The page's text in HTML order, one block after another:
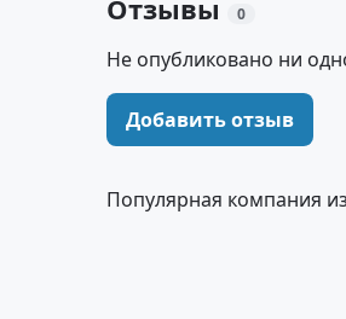
Отзывы 0
Не опубликовано ни
Добавить отзыв
Популярная компания